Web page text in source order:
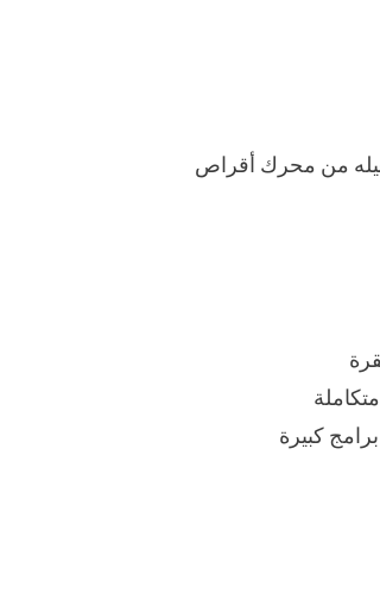
من محرك أقراص
كبيرة